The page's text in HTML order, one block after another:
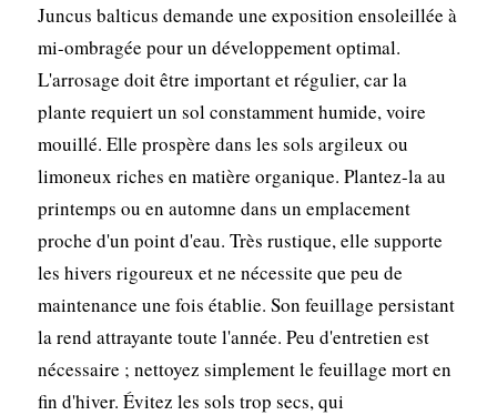
Juncus balticus demande une exposition ensoleillée à
mi-ombragée pour un développement optimal.
L'arrosage doit être important et régulier, car la
plante requiert un sol constamment humide, voire
mouillé. Elle prospère dans les sols argileux ou
limoneux riches en matière organique. Plantez-la au
printemps ou en automne dans un emplacement
proche d'un point d'eau. Très rustique, elle supporte
les hivers rigoureux et ne nécessite que peu de
maintenance une fois établie. Son feuillage persistant
la rend attrayante toute l'année. Peu d'entretien est
nécessaire ; nettoyez simplement le feuillage mort en
fin d'hiver. Évitez les sols trop secs, qui